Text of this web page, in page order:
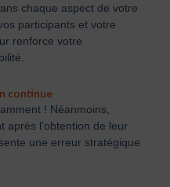
chaque aspect de votre
participants et votre
renforce votre
continue
! Néanmoins,
après l’obtention de leur
une erreur stratégique